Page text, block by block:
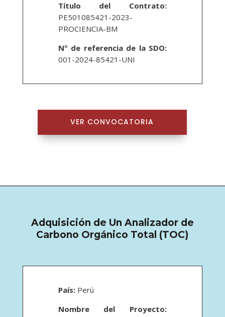
Título del Contrato:
PE501085421-2023-
PROCIENCIA-BM
N° de referencia de la SDO:
001-2024-85421-UNI
VER CONVOCATORIA
Adquisición de Un Analizador de
Carbono Orgánico Total (TOC)
País: Perú
Nombre del Proyecto: